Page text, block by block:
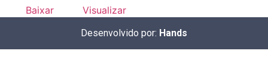
Baixar Visualizar
Desenvolvido por: Hands